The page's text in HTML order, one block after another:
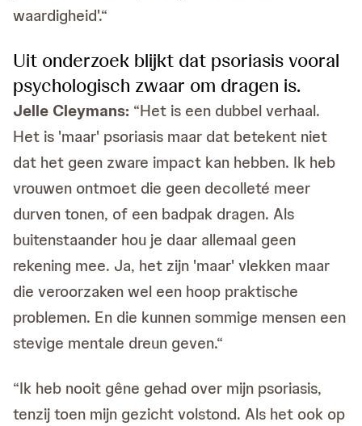
waardigheid'.“
Uit onderzoek blijkt dat psoriasis vooral
psychologisch zwaar om dragen is.
Jelle Cleymans: “Het is een dubbel verhaal.
Het is 'maar' psoriasis maar dat betekent niet
dat het geen zware impact kan hebben. Ik heb
vrouwen ontmoet die geen decolleté meer
durven tonen, of een badpak dragen. Als
buitenstaander hou je daar allemaal geen
rekening mee. Ja, het zijn 'maar' vlekken maar
die veroorzaken wel een hoop praktische
problemen. En die kunnen sommige mensen een
stevige mentale dreun geven.“
“Ik heb nooit gêne gehad over mijn psoriasis,
tenzij toen mijn gezicht volstond. Als het ook op